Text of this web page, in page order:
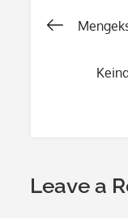
Post
Leave a